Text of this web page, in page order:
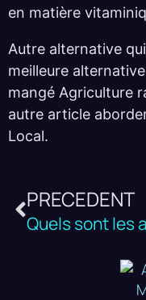
en matière
Autre alternative
meilleure
mangé Agriculture
autre article
Local.
PRECEDENT